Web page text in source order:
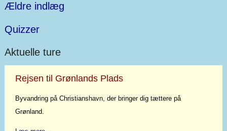
Ældre indlæg
Quizzer
Aktuelle ture
Rejsen til Grønlands Plads
Byvandring på Christianshavn, der bringer dig tættere på
Grønland.